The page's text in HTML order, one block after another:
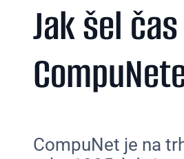
Jak šel
CompuNet je na